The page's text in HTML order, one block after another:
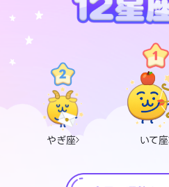
やぎ座 いて座